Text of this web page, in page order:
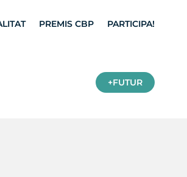
PREMIS CBP PARTICIPA!
+FUTUR